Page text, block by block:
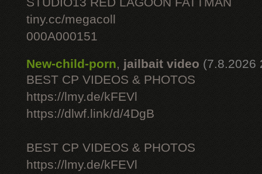
tiny.cc/megacoll
000A000151
New-child-porn, jailbait video (7.8.2026
BEST CP VIDEOS & PHOTOS
https://lmy.de/kFEVl
https://dlwf.link/d/4DgB
BEST CP VIDEOS & PHOTOS
https://lmy.de/kFEVl